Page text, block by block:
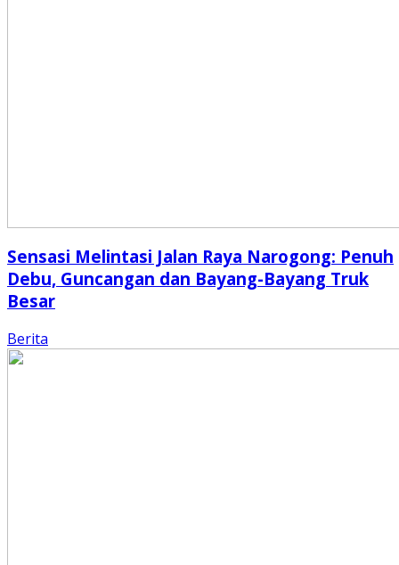
Sensasi Melintasi Jalan Raya Narogong: Penuh
Debu, Guncangan dan Bayang-Bayang Truk
Besar
Berita